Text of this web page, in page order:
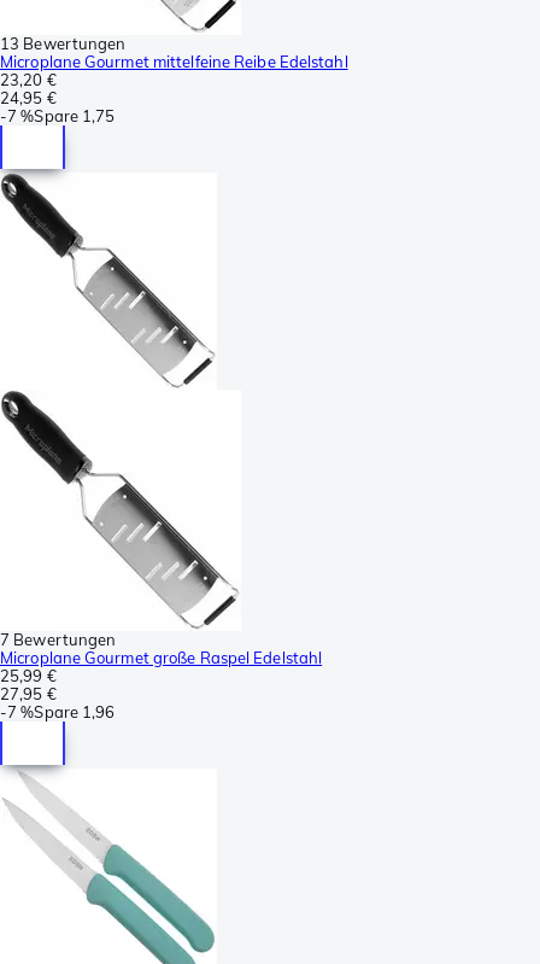
13 Bewertungen
Microplane Gourmet mittelfeine Reibe Edelstahl
23,20 €
24,95 €
-7 %Spare 1,75
7 Bewertungen
Microplane Gourmet große Raspel Edelstahl
25,99 €
27,95 €
-7 %Spare 1,96